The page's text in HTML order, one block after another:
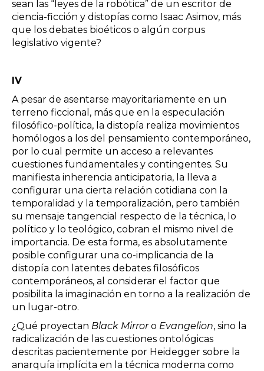
sean las “leyes de la robótica” de un escritor de
ciencia-ficción y distopías como Isaac Asimov, más
que los debates bioéticos o algún corpus
legislativo vigente?
IV
A pesar de asentarse mayoritariamente en un
terreno ficcional, más que en la especulación
filosófico-política, la distopía realiza movimientos
homólogos a los del pensamiento contemporáneo,
por lo cual permite un acceso a relevantes
cuestiones fundamentales y contingentes. Su
manifiesta inherencia anticipatoria, la lleva a
configurar una cierta relación cotidiana con la
temporalidad y la temporalización, pero también
su mensaje tangencial respecto de la técnica, lo
político y lo teológico, cobran el mismo nivel de
importancia. De esta forma, es absolutamente
posible configurar una co-implicancia de la
distopía con latentes debates filosóficos
contemporáneos, al considerar el factor que
posibilita la imaginación en torno a la realización de
un lugar-otro.
¿Qué proyectan Black Mirroro Evangelion, sino la
radicalización de las cuestiones ontológicas
descritas pacientemente por Heidegger sobre la
anarquía implícita en la técnica moderna como